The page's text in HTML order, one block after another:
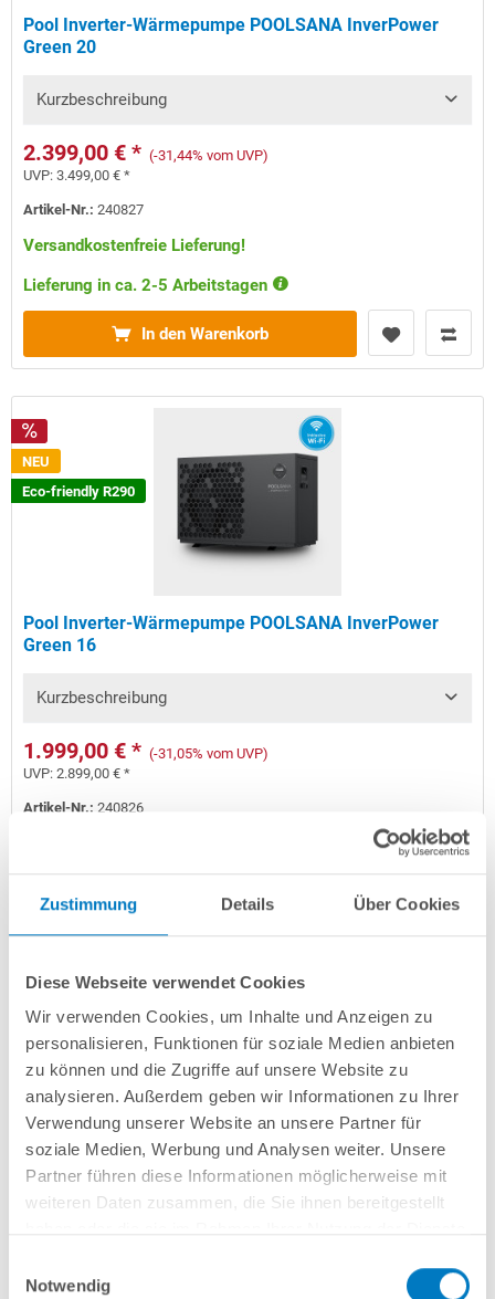
Zustimmung Details Über Cookies
Diese Webseite verwendet Cookies
Wir verwenden Cookies, um Inhalte und Anzeigen zu
personalisieren, Funktionen für soziale Medien anbieten
zu können und die Zugriffe auf unsere Website zu
analysieren. Außerdem geben wir Informationen zu Ihrer
Verwendung unserer Website an unsere Partner für
soziale Medien, Werbung und Analysen weiter. Unsere
Partner führen diese Informationen möglicherweise mit
weiteren Daten zusammen, die Sie ihnen bereitgestellt
Notwendig
Pool Inverter-Wärmepumpe POOLSANA InverPower
Green 20
Kurzbeschreibung
2.399,00 € * (-31,44% vom UVP)
UVP:3.499,00 € *
Artikel-Nr.:240827
Versandkostenfreie Lieferung!
Lieferung in ca. 2-5 Arbeitstagen
In den Warenkorb
NEU
Eco-friendly R290
Pool Inverter-Wärmepumpe POOLSANA InverPower
Green 16
Kurzbeschreibung
1.999,00 € * (-31,05% vom UVP)
UVP:2.899,00 € *
Artikel-Nr.:240826
In den Warenkorb
Eco-friendly R290